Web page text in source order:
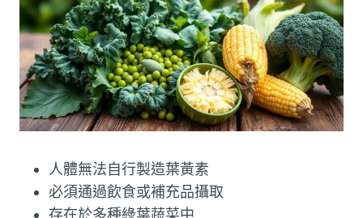
人體無法自行製造葉黃素
必須通過飲食或補充品攝取
存在於多種綠葉蔬菜中